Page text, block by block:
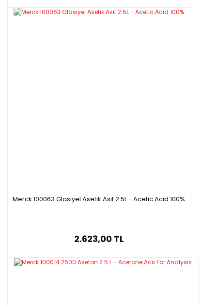
Merck 100063 Glasiyel Asetik Asit 2.5L - Acetic Acid 100%
2.623,00 TL